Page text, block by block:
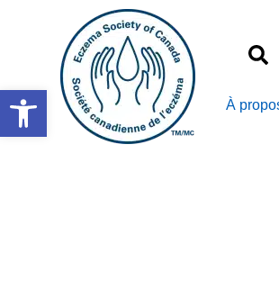
À
Ouvrir la barre d’outils